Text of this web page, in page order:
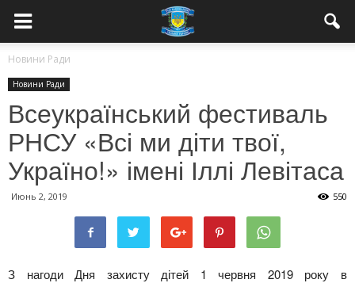
Новини Ради
Новини Ради
Всеукраїнський фестиваль
РНСУ «Всі ми діти твої,
Україно!» імені Іллі Левітаса
Июнь 2, 2019 550
З нагоди Дня захисту дітей 1 червня 2019 року в